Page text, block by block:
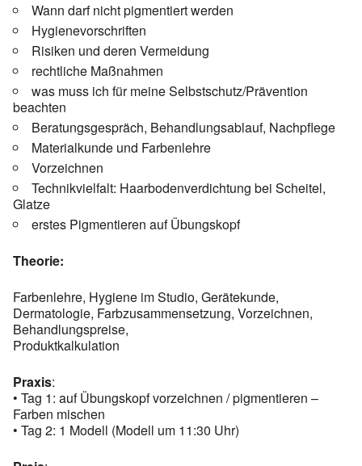
Wann darf nicht pigmentiert werden
Hygienevorschriften
Risiken und deren Vermeidung
rechtliche Maßnahmen
was muss ich für meine Selbstschutz/Prävention
beachten
Beratungsgespräch, Behandlungsablauf, Nachpflege
Materialkunde und Farbenlehre
Vorzeichnen
Technikvielfalt: Haarbodenverdichtung bei Scheitel,
Glatze
erstes Pigmentieren auf Übungskopf
Theorie:
Farbenlehre, Hygiene im Studio, Gerätekunde,
Dermatologie, Farbzusammensetzung, Vorzeichnen,
Behandlungspreise,
Produktkalkulation
Praxis:
• Tag 1: auf Übungskopf vorzeichnen / pigmentieren –
Farben mischen
• Tag 2: 1 Modell (Modell um 11:30 Uhr)